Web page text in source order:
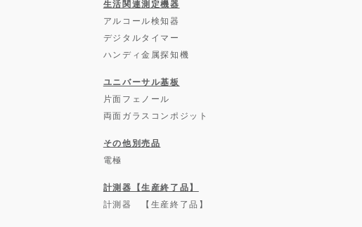
生活関連測定機器
アルコール検知器
デジタルタイマー
ハンディ金属探知機
ユニバーサル基板
片面フェノール
両面ガラスコンポジット
その他別売品
電極
計測器【生産終了品】
計測器 【生産終了品】